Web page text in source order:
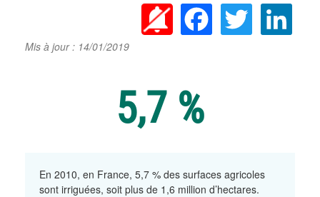
Facebook Twitter
Mis à jour : 14/01/2019
5,7 %
En 2010, en France, 5,7 % des surfaces agricoles
sont irriguées, soit plus de 1,6 million d’hectares.